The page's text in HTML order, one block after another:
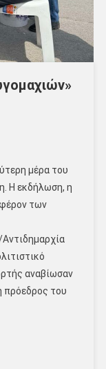
μέρα του
Η εκδήλωση, η
των
αναβίωσαν
πρόεδρος του